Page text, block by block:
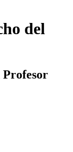
del
Profesor